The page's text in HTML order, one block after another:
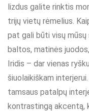
lizdus galite rinktis
trijų vietų rėmelius.
pat gali būti visų mūsų
baltos, matinės
Iridis – dar vienas
šiuolaikiškam
tamsaus patalpų
kontrastingą akcentą,